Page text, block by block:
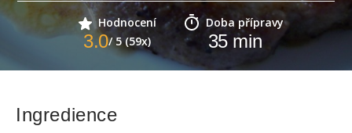
Hodnocení
3.0/ 5 (59x)
Doba přípravy
35min
Ingredience